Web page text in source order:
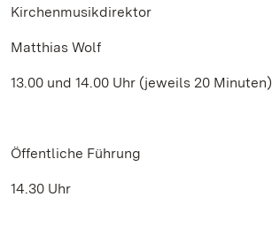
Kirchenmusikdirektor
Matthias Wolf
13.00 und 14.00 Uhr (jeweils 20 Minuten)
Öffentliche Führung
14.30 Uhr